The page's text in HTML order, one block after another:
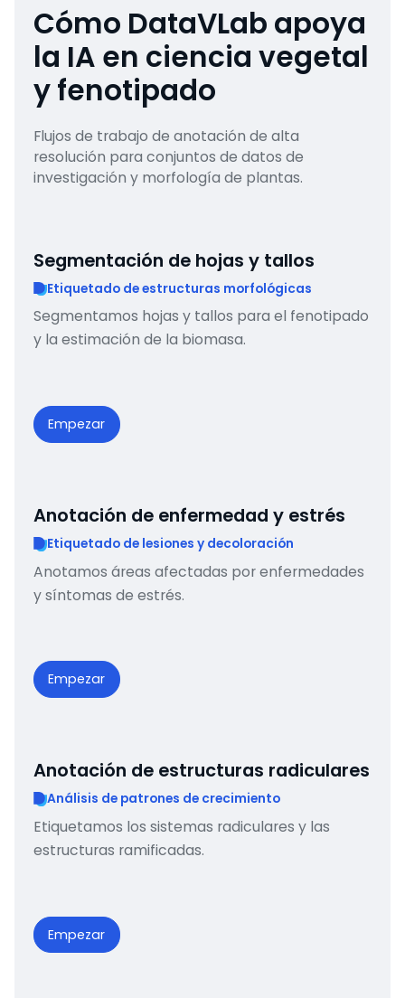
Cómo DataVLab apoya
la IA en ciencia vegetal
y fenotipado
Flujos de trabajo de anotación de alta
resolución para conjuntos de datos de
investigación y morfología de plantas.
Segmentación de hojas y tallos
Etiquetado de estructuras morfológicas
Segmentamos hojas y tallos para el fenotipado
y la estimación de la biomasa.
Empezar
Anotación de enfermedad y estrés
Etiquetado de lesiones y decoloración
Anotamos áreas afectadas por enfermedades
y síntomas de estrés.
Empezar
Anotación de estructuras radiculares
Análisis de patrones de crecimiento
Etiquetamos los sistemas radiculares y las
estructuras ramificadas.
Empezar